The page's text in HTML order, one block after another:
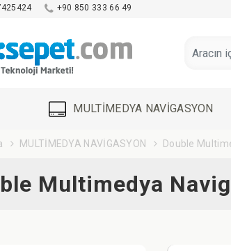
+90 850 333 66 49
MULTİMEDYA NAVİGASYON
MULTİMEDYA NAVİGASYON Double
Multimedya